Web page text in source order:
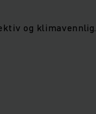
og